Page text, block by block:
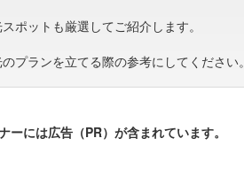
ポットも厳選してご紹介します。
プランを立てる際の参考にしてください。
には広告（PR）が含まれています。